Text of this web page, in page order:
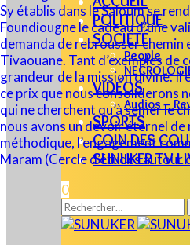
POLITIQUE
SOCIÉTÉ
People
VIDÉOS
Audios –
SPORTS
COIN DES
SUNUKER TV
0
Rechercher :